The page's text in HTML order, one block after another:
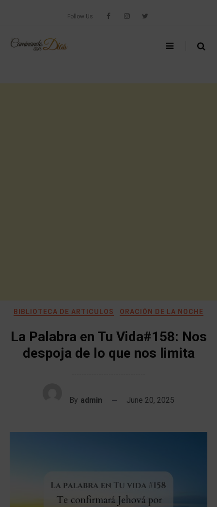
Follow Us
BIBLIOTECA DE ARTICULOS ORACIÓN DE LA NOCHE
La Palabra en Tu Vida#158: Nos
despoja de lo que nos limita
By admin June 20, 2025